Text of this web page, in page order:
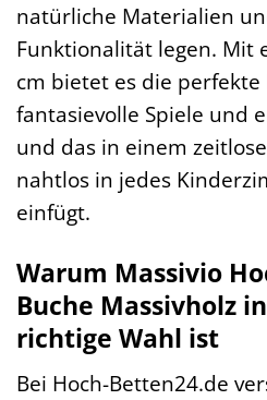
natürliche Materialien
Funktionalität legen. Mit
cm bietet es die
fantasievolle Spiele und
und das in einem
nahtlos in jedes
einfügt.
Warum Massivio
Buche Massivholz
richtige Wahl ist
Bei Hoch-Betten24.de